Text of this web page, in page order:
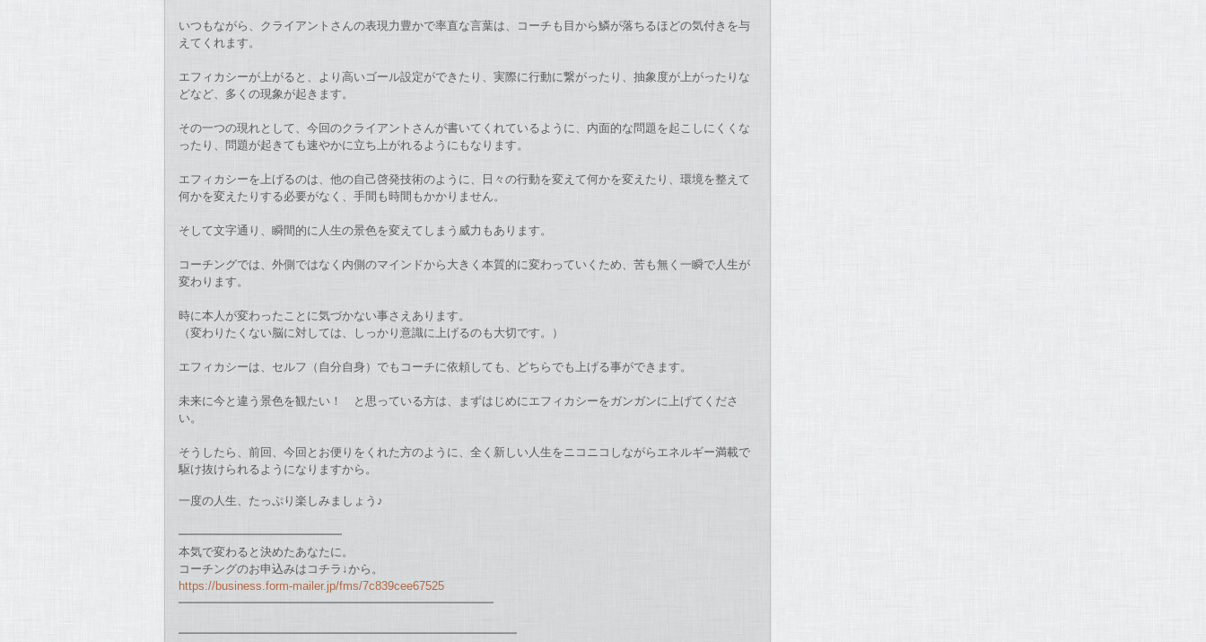
いつもながら、クライアントさんの表現力豊かで率直な言葉は、
コーチも目から鱗が落ちるほどの気付きを与
えてくれます。
エフィカシーが上がると、より高いゴール設定ができたり、 実際に行動に繋がったり、抽象度が上がったりな
どなど、 多くの現象が起きます。
その一つの現れとして、 今回のクライアントさんが書いてくれているように、 内面的な問題を起こしにくくな
ったり、 問題が起きても速やかに立ち上がれるようにもなります。
エフィカシーを上げるのは、他の自己啓発技術のように、 日々の行動を変えて何かを変えたり、 環境を整えて
何かを変えたりする必要がなく、 手間も時間もかかりません。
そして文字通り、 瞬間的に人生の景色を変えてしまう威力もあります。
コーチングでは、 外側ではなく内側のマインドから大きく本質的に変わっていくため、苦も無く一瞬で人生が
変わります。
時に本人が変わったことに気づかない事さえあります。
（変わりたくない脳に対しては、
しっかり意識に上げるのも大切です。）
エフィカシーは、セルフ（自分自身）でもコーチに依頼しても、 どちらでも上げる事ができます。
未来に今と違う景色を観たい！ と思っている方は、
まずはじめにエフィカシーをガンガンに上げてくださ
い。
そうしたら、前回、今回とお便りをくれた方のように、 全く新しい人生をニコニコしながらエネルギー満載で
駆け抜けられるようになりますから。
一度の人生、たっぷり楽しみましょう♪
━━━━━━━━━━━━━━
本気で変わると決めたあなたに。
コーチングのお申込みはコチラ↓から。
https://business.form-mailer. jp/fms/7c839cee67525
━━━━━━━━━━━━━━━━━━━━━━━━━━━
━━━━━━━━━━━━━━━━━━━━━━━━━━━━━